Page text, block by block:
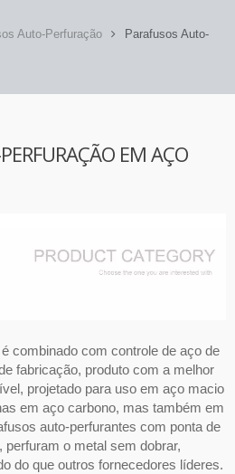
Auto-Perfuração
Parafusos Auto-
EM AÇO
combinado com controle de aço de
fabricação, produto com a melhor
projetado para uso em aço macio
em aço carbono, mas também em
auto-perfurantes com ponta de
perfuram o metal sem dobrar,
do que outros fornecedores líderes.